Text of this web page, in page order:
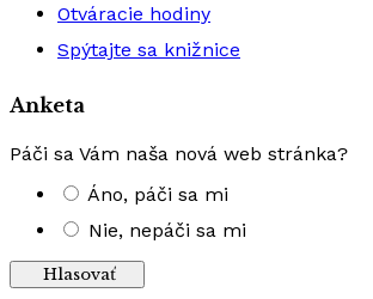
Otváracie hodiny
Spýtajte sa knižnice
Anketa
Páči sa Vám naša nová web stránka?
Áno, páči sa mi
Nie, nepáči sa mi